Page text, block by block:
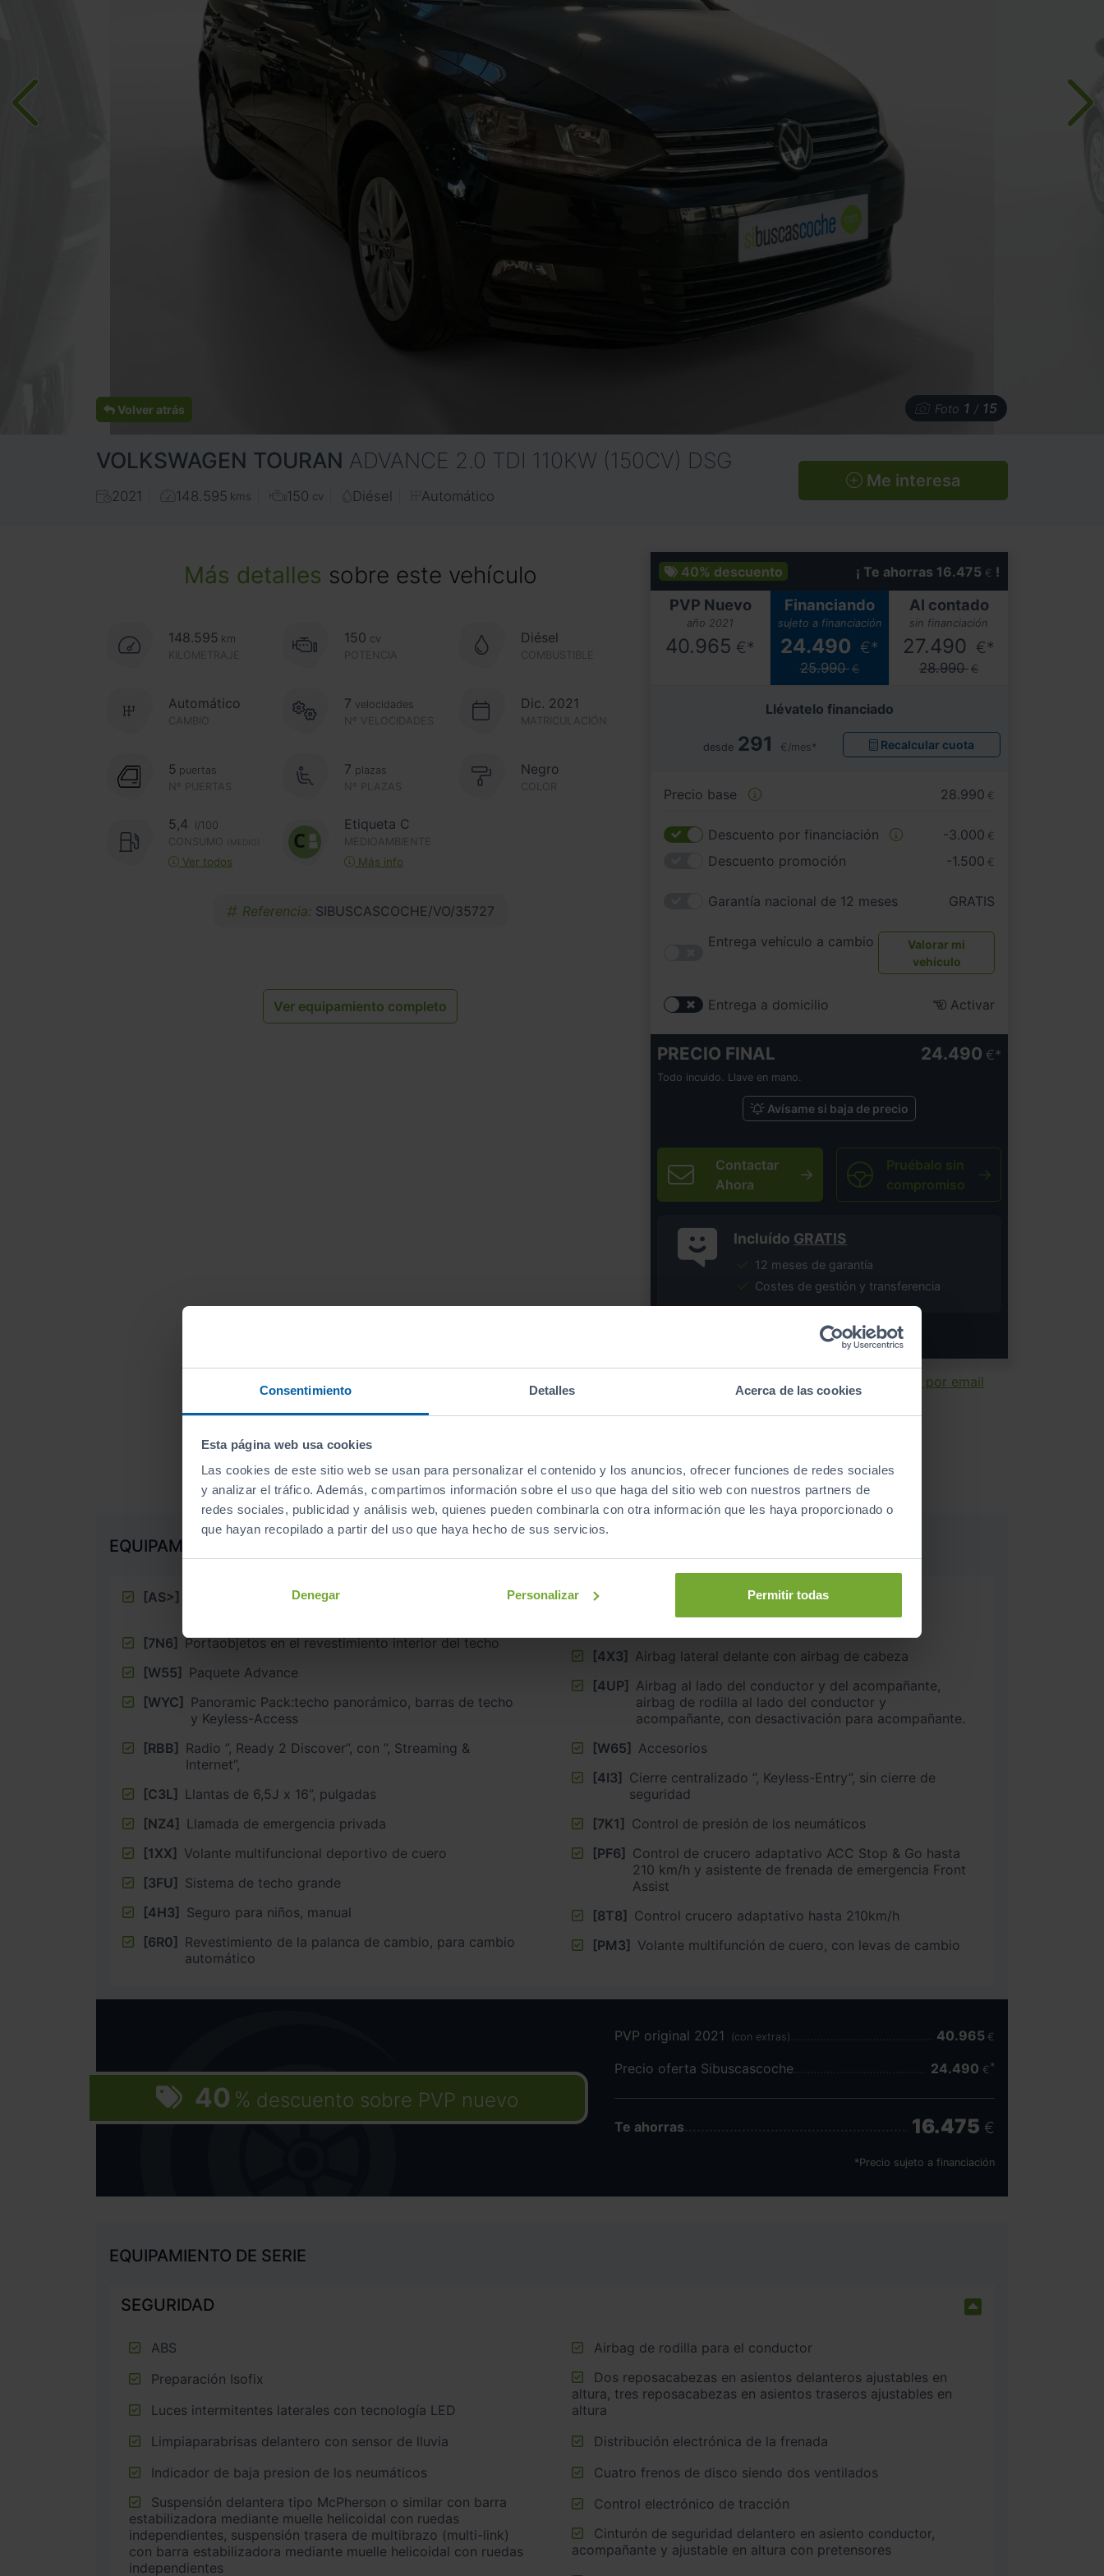
Consentimiento Detalles Acerca de las cookies
Esta página web usa cookies
Las cookies de este sitio web se usan para personalizar el contenido y los anuncios, ofrecer funciones de redes sociales
y analizar el tráfico. Además, compartimos información sobre el uso que haga del sitio web con nuestros partners de
redes sociales, publicidad y análisis web, quienes pueden combinarla con otra información que les haya proporcionado o
que hayan recopilado a partir del uso que haya hecho de sus servicios.
Denegar Personalizar Permitir todas
Volver atrás Foto 1 / 15
VOLKSWAGEN TOURAN ADVANCE 2.0 TDI 110KW (150CV) DSG
2021 148.595 kms 150 cv Diésel Automático
Me interesa
Más detalles sobre este vehículo
148.595 km
KILOMETRAJE
150 cv
POTENCIA
Diésel
COMBUSTIBLE
CAMBIO
Automático
Nº VELOCIDADES
7 velocidades Dic. 2021
MATRICULACIÓN
Nº PUERTAS
5 puertas
Nº PLAZAS
7 plazas Negro
COLOR
5,4
l/100
CONSUMO
(MEDIO)
Ver todos
Etiqueta C
MEDIOAMBIENTE
Más info
Referencia: SIBUSCASCOCHE/VO/35727
Ver equipamiento completo
40% descuento ¡ Te ahorras 16.475 € !
PVP Nuevo
año 2021
40.965 €*
Financiando
sujeto a financiación
24.490 €*
25.990 €
Al contado
sin financiación
27.490 €*
28.990 €
Llévatelo financiado
desde 291 €/mes* Recalcular cuota
Precio base 28.990 €
Descuento por financiación -3.000 €
Descuento promoción -1.500 €
Garantía nacional de 12 meses GRATIS
Entrega vehículo a cambio
Valorar mi
vehículo
Entrega a domicilio Activar
PRECIO FINAL 24.490 €
Todo incuido. Llave en mano.
Avísame si baja de precio
Contactar
Ahora
Pruébalo sin
compromiso
Incluído GRATIS
12 meses de garantía
Costes de gestión y transferencia
* Precio válido salvo error tipográfico.
Imprimir ficha Enviar por email
Equipamientode este vehículo
EQUIPAMIENTO EXTRA
[AS>]
Medidas de protección de peatones ampliadas y
[7N6] Portaobjetos en el revestimiento interior del techo
[W55] Paquete Advance
[WYC] Panoramic Pack:techo panorámico, barras de techo
y Keyless-Access
[RBB] Radio ”, Ready 2 Discover”, con ”, Streaming &
Internet”,
[C3L]
Llantas de 6,5J x 16”, pulgadas
[NZ4] Llamada de emergencia privada
[1XX] Volante multifuncional deportivo de cuero
[3FU] Sistema de techo grande
[4H3] Seguro para niños, manual
[6R0] Revestimiento de la palanca de cambio, para cambio
automático
[G1C]
Cambio automático de 7 marchas
[4X3] Airbag lateral delante con airbag de cabeza
[4UP] Airbag al lado del conductor y del acompañante,
airbag de rodilla al lado del conductor y
acompañante, con desactivación para acompañante.
[W65] Accesorios
[4I3] Cierre centralizado ”, Keyless-Entry”, sin cierre de
seguridad
[7K1] Control de presión de los neumáticos
[PF6] Control de crucero adaptativo ACC Stop & Go hasta
210 km/h y asistente de frenada de emergencia Front
Assist
[8T8] Control crucero adaptativo hasta 210km/h
[PM3]
Volante multifunción de cuero, con levas de cambio
40 % descuento sobre PVP nuevo
PVP original 2021 (con extras) 40.965 €
Precio oferta Sibuscascoche 24.490 €
Te ahorras 16.475 €
*Precio sujeto a financiación
EQUIPAMIENTO DE SERIE
SEGURIDAD
ABS
Preparación Isofix
Luces intermitentes laterales con tecnología LED
Limpiaparabrisas delantero con sensor de lluvia
Indicador de baja presion de los neumáticos
estabilizadora mediante muelle helicoidal con ruedas
independientes, suspensión trasera de multibrazo (multi-link)
con barra estabilizadora mediante muelle helicoidal con ruedas
independientes
Airbag de rodilla para el conductor
altura, tres reposacabezas en asientos traseros ajustables en
altura
Distribución electrónica de la frenada
Cuatro frenos de disco siendo dos ventilados
Control electrónico de tracción
acompañante y ajustable en altura con pretensores